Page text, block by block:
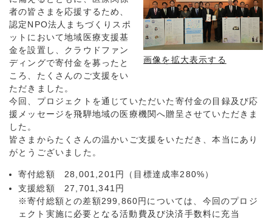
画像を拡大表示する
者の皆さまを応援するため、
認定NPO法人まちづくりスポ
ットにおいて地域医療支援基
金を設置し、クラウドファン
ディングで寄付金を募ったと
ころ、たくさんのご支援をい
ただきました。
今回、プロジェクトを通じていただいた寄付金の目録及び応
援メッセージを飛騨地域の医療機関へ贈呈させていただきま
した。
皆さまからたくさんの温かいご支援をいただき、本当にあり
がとうございました。
寄付総額 28,001,201円（目標達成率280%）
支援総額 27,701,341円
※寄付総額との差額299,860円については、今回のプロジ
ェクト実施に必要となる活動費及び決済手数料に充当